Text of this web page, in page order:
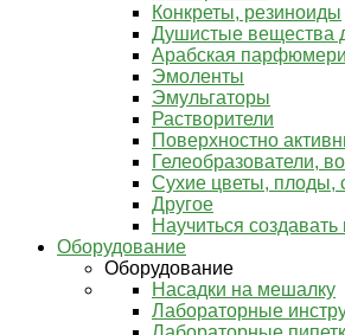
Конкреты, резиноиды
Душистые вещества
Арабская
Эмоленты
Эмульгаторы
Растворители
Поверхностно
Гелеобразователи,
Сухие цветы, плоды,
Другое
Научиться создавать
Оборудование
Оборудование
Насадки на мешалку
Лабораторные